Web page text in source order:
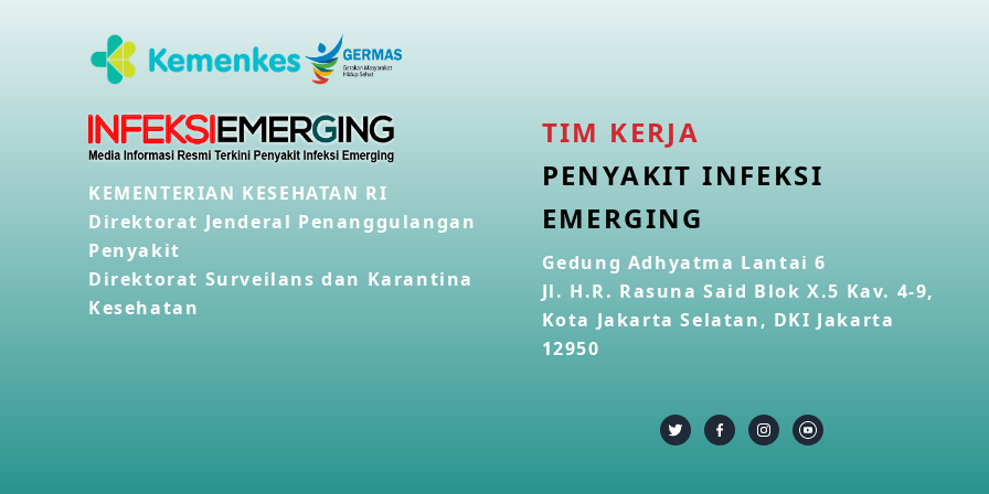
KEMENTERIAN KESEHATAN RI
Direktorat Jenderal Penanggulangan
Penyakit
Direktorat Surveilans dan Karantina
Kesehatan
TIM KERJA
PENYAKIT INFEKSI
EMERGING
Gedung Adhyatma Lantai 6
Jl. H.R. Rasuna Said Blok X.5 Kav. 4-9,
Kota Jakarta Selatan, DKI Jakarta
12950